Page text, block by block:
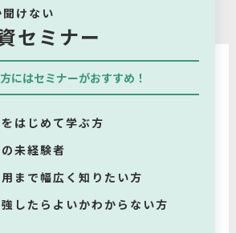
けない
セミナー
にはセミナーがおすすめ！
はじめて学ぶ方
未経験者
まで幅広く知りたい方
したらよいかわからない方